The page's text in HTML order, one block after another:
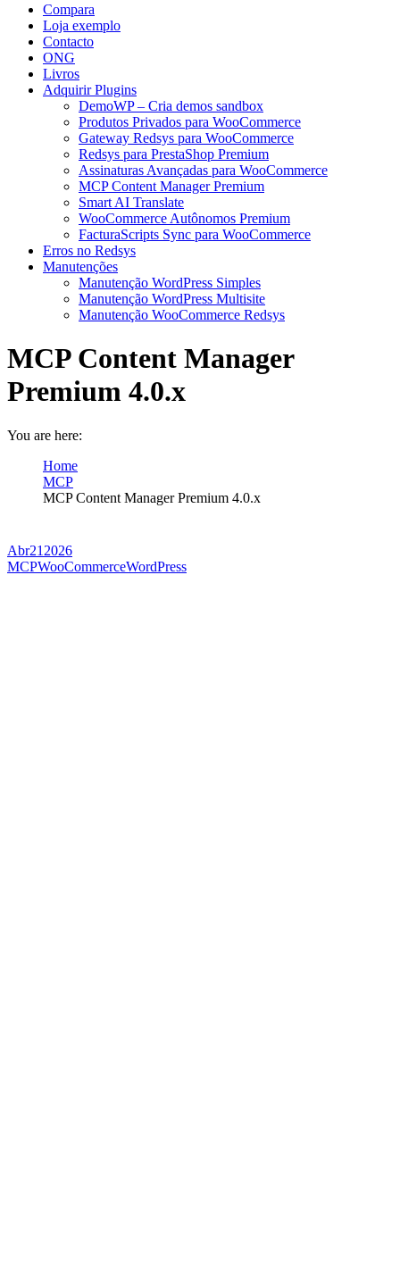
Compara
Loja exemplo
Contacto
ONG
Livros
Adquirir Plugins
DemoWP – Cria demos sandbox
Produtos Privados para WooCommerce
Gateway Redsys para WooCommerce
Redsys para PrestaShop Premium
Assinaturas Avançadas para WooCommerce
MCP Content Manager Premium
Smart AI Translate
WooCommerce Autônomos Premium
FacturaScripts Sync para WooCommerce
Erros no Redsys
Manutenções
Manutenção WordPress Simples
Manutenção WordPress Multisite
Manutenção WooCommerce Redsys
MCP Content Manager
Premium 4.0.x
You are here:
Home
MCP
MCP Content Manager Premium 4.0.x
Abr21 2026
MCPWooCommerceWordPress